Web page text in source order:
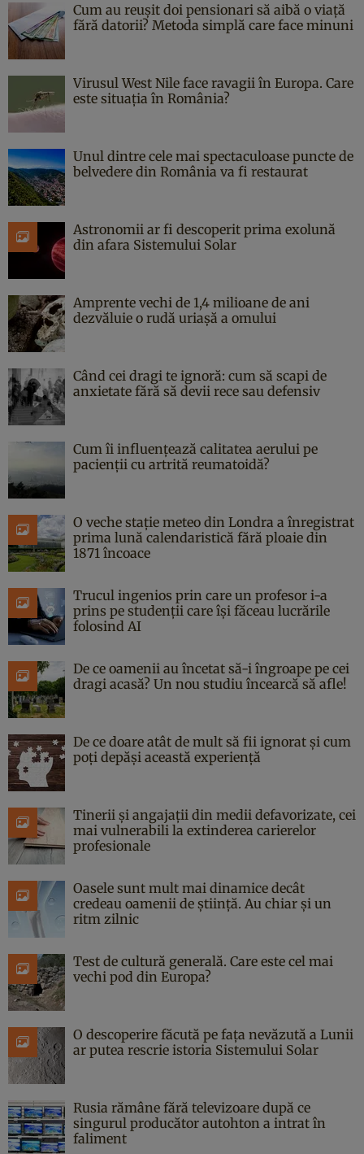
Cum au reușit doi pensionari să aibă o viață
fără datorii? Metoda simplă care face minuni
Virusul West Nile face ravagii în Europa. Care
este situația în România?
Unul dintre cele mai spectaculoase puncte de
belvedere din România va fi restaurat
Astronomii ar fi descoperit prima exolună
din afara Sistemului Solar
Amprente vechi de 1,4 milioane de ani
dezvăluie o rudă uriașă a omului
Când cei dragi te ignoră: cum să scapi de
anxietate fără să devii rece sau defensiv
Cum îi influențează calitatea aerului pe
pacienții cu artrită reumatoidă?
O veche stație meteo din Londra a înregistrat
prima lună calendaristică fără ploaie din
1871 încoace
Trucul ingenios prin care un profesor i-a
prins pe studenții care își făceau lucrările
folosind AI
De ce oamenii au încetat să-i îngroape pe cei
dragi acasă? Un nou studiu încearcă să afle!
De ce doare atât de mult să fii ignorat și cum
poți depăși această experiență
Tinerii și angajații din medii defavorizate, cei
mai vulnerabili la extinderea carierelor
profesionale
Oasele sunt mult mai dinamice decât
credeau oamenii de știință. Au chiar și un
ritm zilnic
Test de cultură generală. Care este cel mai
vechi pod din Europa?
O descoperire făcută pe fața nevăzută a Lunii
ar putea rescrie istoria Sistemului Solar
Rusia rămâne fără televizoare după ce
singurul producător autohton a intrat în
faliment